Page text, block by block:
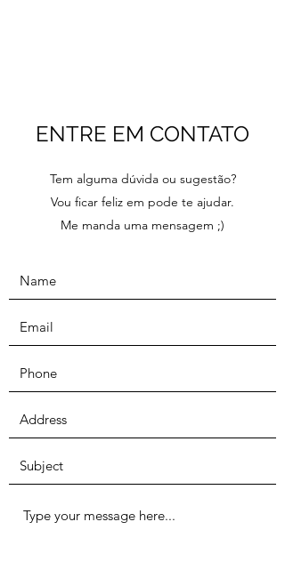
ENTRE EM CONTATO
Tem alguma dúvida ou sugestão?
Vou ficar feliz em pode te ajudar.
Me manda uma mensagem ;)